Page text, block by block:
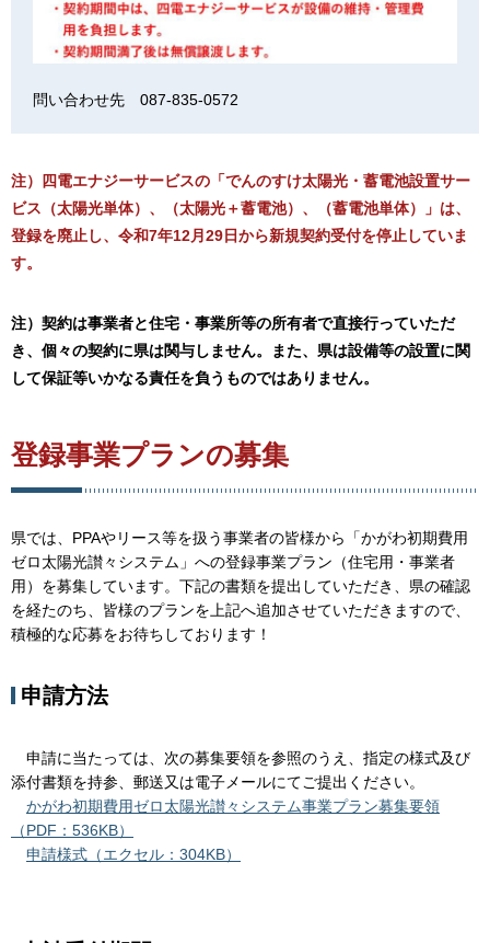
問い合わせ先 087-835-0572
注）四電エナジーサービスの「でんのすけ太陽光・蓄電池設置サー
ビス（太陽光単体）、（太陽光＋蓄電池）、（蓄電池単体）」は、
登録を廃止し、令和7年12月29日から新規契約受付を停止していま
す。
注）契約は事業者と住宅・事業所等の所有者で直接行っていただ
き、個々の契約に県は関与しません。また、県は設備等の設置に関
して保証等いかなる責任を負うものではありません。
登録事業プランの募集
県では、PPAやリース等を扱う事業者の皆様から「かがわ初期費用
ゼロ太陽光讃々システム」への登録事業プラン（住宅用・事業者
用）を募集しています。下記の書類を提出していただき、県の確認
を経たのち、皆様のプランを上記へ追加させていただきますので、
積極的な応募をお待ちしております！
申請方法
申請に当たっては、次の募集要領を参照のうえ、指定の様式及び
添付書類を持参、郵送又は電子メールにてご提出ください。
かがわ初期費用ゼロ太陽光讃々システム事業プラン募集要領
（PDF：536KB）
申請様式（エクセル：304KB）